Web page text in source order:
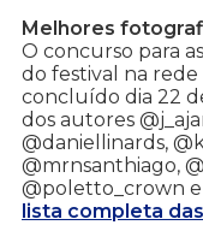
Melhores
O concurso para
do festival na
concluído dia 22
dos autores
@daniellinards,
@mrnsanthiago,
@poletto_crown
lista completa